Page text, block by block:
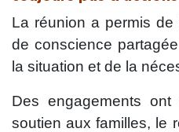
La réunion a permis
de conscience
la situation et de la
Des engagements
soutien aux familles, le